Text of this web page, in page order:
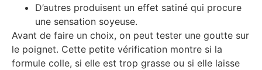
D’autres produisent un effet satiné qui procure
une sensation soyeuse.
Avant de faire un choix, on peut tester une goutte sur
le poignet. Cette petite vérification montre si la
formule colle, si elle est trop grasse ou si elle laisse